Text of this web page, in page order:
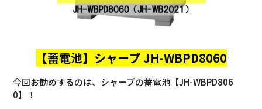
【蓄電池】 シャープ JH-WBPD8060
今回お勧めするのは、シャープの蓄電池【JH-WBPD806
0】！